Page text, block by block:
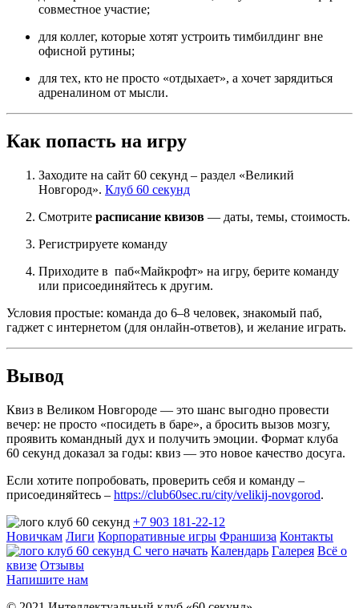
совместное участие;
для коллег, которые хотят устроить тимбилдинг вне
офисной рутины;
для тех, кто не просто «отдыхает», а хочет зарядиться
адреналином от мысли.
Как попасть на игру
Заходите на сайт 60 секунд – раздел «Великий
Новгород». Клуб 60 секунд
Смотрите расписание квизов — даты, темы, стоимость.
Регистрируете команду
Приходите в паб«Майкрофт» на игру, берите команду
или присоединяйтесь к другим.
Условия простые: команда до 6–8 человек, знакомый паб,
гаджет с интернетом (для онлайн-ответов), и желание играть.
Вывод
Квиз в Великом Новгороде — это шанс выгодно провести
вечер: не просто «посидеть в баре», а бросить вызов мозгу,
проявить командный дух и получить эмоции. Формат клуба
60 секунд доказал за годы: квиз — это новое качество досуга.
Если хотите попробовать, проверить себя и команду –
присоединяйтесь – https://club60sec.ru/city/velikij-novgorod.
+7 903 181-22-12
Новичкам Лиги Корпоративные игры Франшиза Контакты
С чего начать Календарь Галерея Всё о
квизе Отзывы
Напишите нам